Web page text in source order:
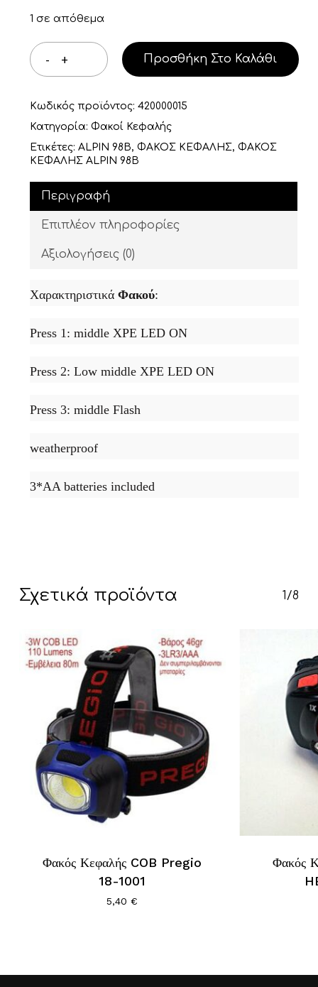
1 σε απόθεμα
Προσθήκη Στο Καλάθι
Κωδικός προϊόντος: 420000015
Κατηγορία: Φακοί Κεφαλής
Ετικέτες: ALPIN 98B, ΦΑΚΟΣ ΚΕΦΑΛΗΣ, ΦΑΚΟΣ
ΚΕΦΑΛΗΣ ALPIN 98B
Περιγραφή
Επιπλέον πληροφορίες
Αξιολογήσεις (0)
Χαρακτηριστικά Φακού:
Press 1: middle XPE LED ON
Press 2: Low middle XPE LED ON
Press 3: middle Flash
weatherproof
3*AA batteries included
Σχετικά προϊόντα 1/8
Φακός Κεφαλής COB Pregio
18-1001
5,40€
Φακός